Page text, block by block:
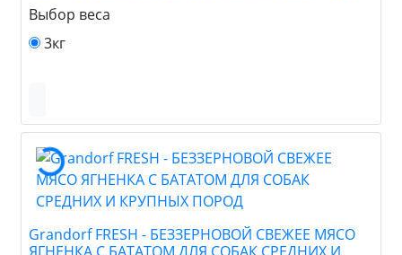
Выбор веса
3кг
Grandorf FRESH - БЕЗЗЕРНОВОЙ СВЕЖЕЕ МЯСО